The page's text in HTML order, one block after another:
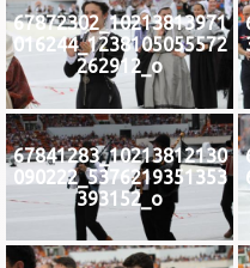
67872302_10213813971
016244_1238105055572
262912_o
67841283_10213812130
090222_5376219351353
393152_o